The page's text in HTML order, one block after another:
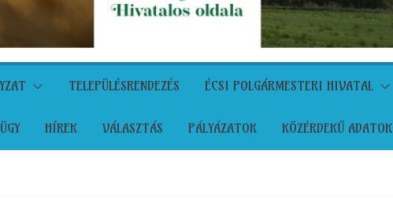
TELEPÜLÉSRENDEZÉS ÉCSI POLGÁRMESTERI HIVATAL
HÍREK VÁLASZTÁS PÁLYÁZATOK KÖZÉRDEKŰ ADATOK